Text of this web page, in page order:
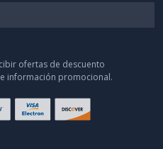
ofertas de descuento
información promocional.